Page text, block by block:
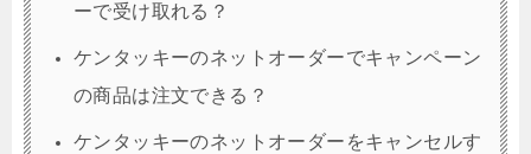
ーで受け取れる？
ケンタッキーのネットオーダーでキャンペーン
の商品は注文できる？
ケンタッキーのネットオーダーをキャンセルす